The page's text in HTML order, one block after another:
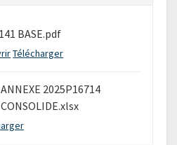
BASE.pdf
Télécharger
ANNEXE 2025P16714
CONSOLIDE.xlsx